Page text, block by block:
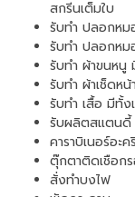
สกรีนเต็มใบ
รับทำ ปลอกหม
รับทำ ปลอกห
รับทำ ผ้าขนหนู
รับทำ ผ้าเช็ดห
รับทำ เสื้อ มีทั้
รับผลิตสแตนดี้
คาราบิเนอร์อะ
ตุ๊กตาติดเชือกร
สั่งทำบงไฟ